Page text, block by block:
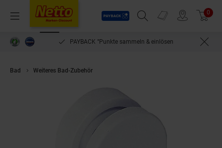
Menü
Payback
Suchfeld einblenden
Prospekte 0
PAYBACK °Punkte sammeln & einlösen
Bad Weiteres Bad-Zubehör